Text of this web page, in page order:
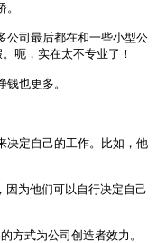
公司最后都在和一些小型公
，实在太不专业了！
也更多。
决定自己的工作。比如，他
为他们可以自行决定自己
方式为公司创造者效力。